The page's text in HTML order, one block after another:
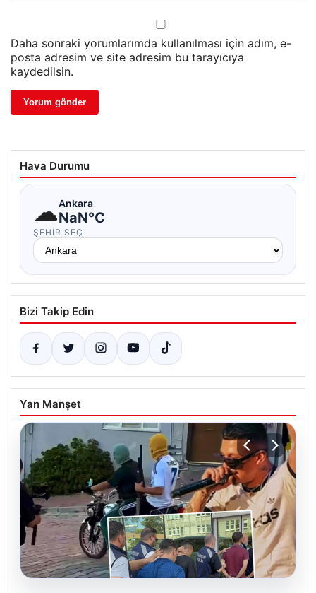
Daha sonraki yorumlarımda kullanılması için adım, e-
posta adresim ve site adresim bu tarayıcıya
kaydedilsin.
Hava Durumu
☁Ankara
NaN°C
ŞEHIR SEÇ
Bizi Takip Edin
Yan Manşet